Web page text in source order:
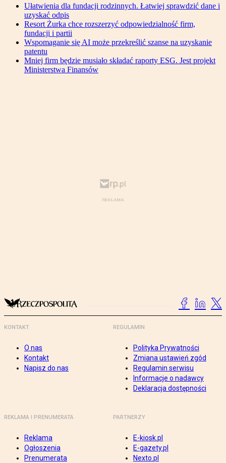
Ułatwienia dla fundacji rodzinnych. Łatwiej sprawdzić dane i
uzyskać odpis
Resort Żurka chce rozszerzyć odpowiedzialność firm,
fundacji i partii
Wspomaganie się AI może przekreślić szanse na uzyskanie
patentu
Mniej firm będzie musiało składać raporty ESG. Jest projekt
Ministerstwa Finansów
KONTAKT
O nas
Kontakt
Napisz do nas
REGULAMIN
Polityka Prywatności
Zmiana ustawień zgód
Regulamin serwisu
Informacje o nadawcy
Deklaracja dostępności
REKLAMA I PRENUMERATA
Reklama
Ogłoszenia
Prenumerata
PARTNERZY
E-kiosk.pl
E-gazety.pl
Nexto.pl